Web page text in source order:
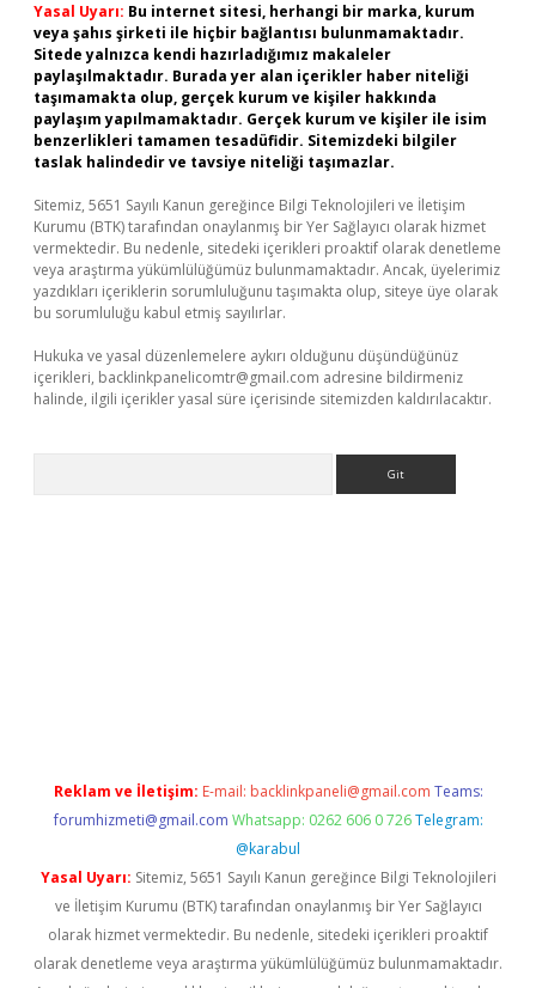
Yasal Uyarı: Bu internet sitesi, herhangi bir marka, kurum
veya şahıs şirketi ile hiçbir bağlantısı bulunmamaktadır.
Sitede yalnızca kendi hazırladığımız makaleler
paylaşılmaktadır. Burada yer alan içerikler haber niteliği
taşımamakta olup, gerçek kurum ve kişiler hakkında
paylaşım yapılmamaktadır. Gerçek kurum ve kişiler ile isim
benzerlikleri tamamen tesadüfidir. Sitemizdeki bilgiler
taslak halindedir ve tavsiye niteliği taşımazlar.
Sitemiz, 5651 Sayılı Kanun gereğince Bilgi Teknolojileri ve İletişim
Kurumu (BTK) tarafından onaylanmış bir Yer Sağlayıcı olarak hizmet
vermektedir. Bu nedenle, sitedeki içerikleri proaktif olarak denetleme
veya araştırma yükümlülüğümüz bulunmamaktadır. Ancak, üyelerimiz
yazdıkları içeriklerin sorumluluğunu taşımakta olup, siteye üye olarak
bu sorumluluğu kabul etmiş sayılırlar.
Hukuka ve yasal düzenlemelere aykırı olduğunu düşündüğünüz
içerikleri, backlinkpanelicomtr@gmail.com adresine bildirmeniz
halinde, ilgili içerikler yasal süre içerisinde sitemizden kaldırılacaktır.
Reklam ve İletişim: E-mail: backlinkpaneli@gmail.com Teams:
forumhizmeti@gmail.com Whatsapp: 0262 606 0 726 Telegram:
@karabul
Yasal Uyarı: Sitemiz, 5651 Sayılı Kanun gereğince Bilgi Teknolojileri
ve İletişim Kurumu (BTK) tarafından onaylanmış bir Yer Sağlayıcı
olarak hizmet vermektedir. Bu nedenle, sitedeki içerikleri proaktif
olarak denetleme veya araştırma yükümlülüğümüz bulunmamaktadır.